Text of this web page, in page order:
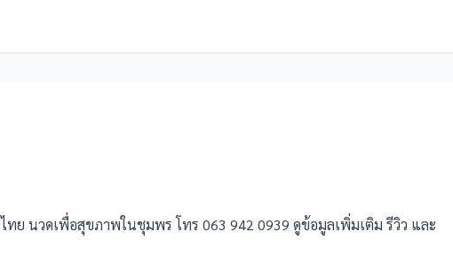
ย นวดเพื่อสุขภาพในชุมพร โทร 063 942 0939 ดูข้อมูลเพิ่มเติม รีวิว และ